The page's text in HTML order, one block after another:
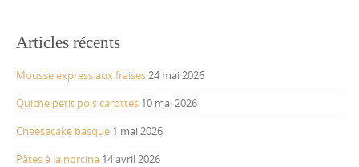
Articles récents
Mousse express aux fraises24 mai 2026
Quiche petit pois carottes 10 mai 2026
Cheesecake basque 1 mai 2026
Pâtes à la norcina 14 avril 2026